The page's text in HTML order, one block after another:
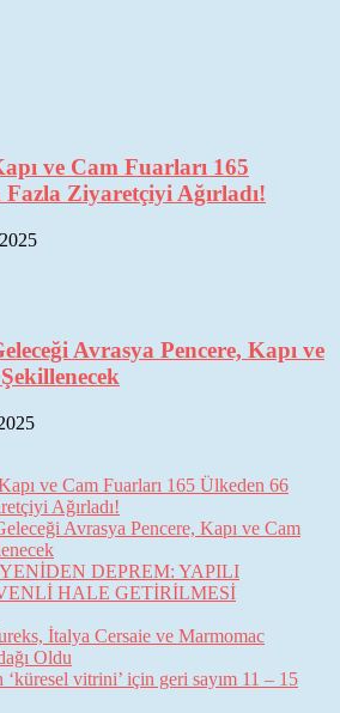
ve Cam Fuarları 165
Ziyaretçiyi Ağırladı!
Avrasya Pencere, Kapı ve
ve Cam Fuarları 165 Ülkeden 66
Ağırladı!
Avrasya Pencere, Kapı ve Cam
DEPREM: YAPILI
HALE GETİRİLMESİ
İtalya Cersaie ve Marmomac
Oldu
‘küresel vitrini’ için geri sayım 11 – 15